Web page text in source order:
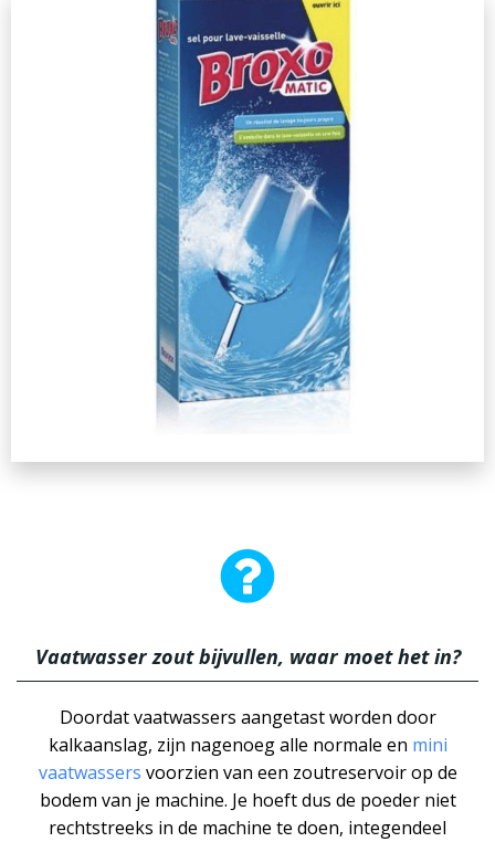
Vaatwasser zout bijvullen, waar moet het in?
Doordat vaatwassers aangetast worden door
kalkaanslag, zijn nagenoeg alle normale en mini
vaatwassers voorzien van een zoutreservoir op de
bodem van je machine. Je hoeft dus de poeder niet
rechtstreeks in de machine te doen, integendeel